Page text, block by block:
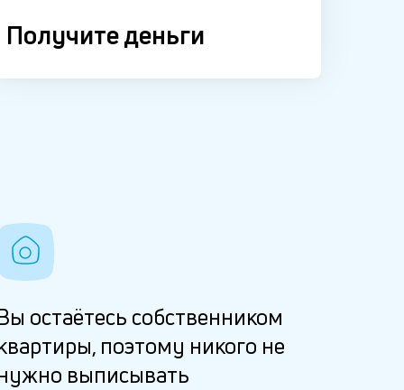
Получите деньги
остаётесь собственником
поэтому никого не
выписывать